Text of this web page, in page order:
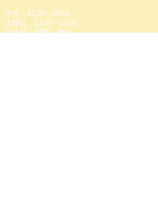
平日：11:00～18:00
土曜日：11:00～17:00
定休日：日曜・祝日